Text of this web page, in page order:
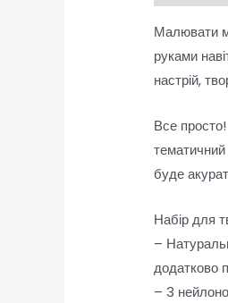
Малювати
руками
настрій,
Все
буде
Набір для
–
додатково
– 3